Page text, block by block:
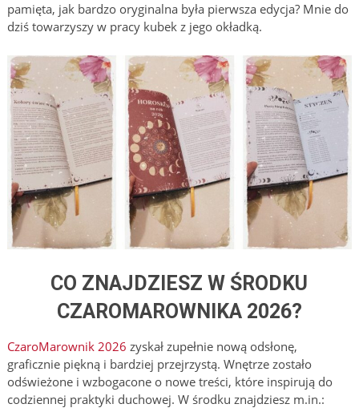
pamięta, jak bardzo oryginalna była pierwsza edycja? Mnie do
dziś towarzyszy w pracy kubek z jego okładką.
CO ZNAJDZIESZ W ŚRODKU
CZAROMAROWNIKA 2026?
CzaroMarownik 2026 zyskał zupełnie nową odsłonę,
graficznie piękną i bardziej przejrzystą. Wnętrze zostało
odświeżone i wzbogacone o nowe treści, które inspirują do
codziennej praktyki duchowej. W środku znajdziesz m.in.: